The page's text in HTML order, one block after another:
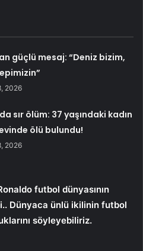
güçlü mesaj: “Deniz bizim,
2026
sır ölüm: 37 yaşındaki kadın
evinde ölü bulundu!
2026
futbol dünyasının
Dünyaca ünlü ikilinin futbol
söyleyebiliriz.